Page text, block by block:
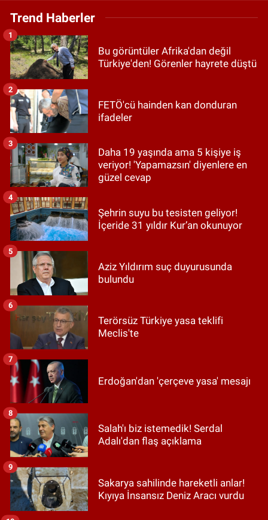
Trend Haberler
Bu görüntüler Afrika'dan değil
Türkiye'den! Görenler hayrete düştü
1
FETÖ'cü hainden kan donduran
ifadeler
2
Daha 19 yaşında ama 5 kişiye iş
veriyor! 'Yapamazsın' diyenlere en
güzel cevap
3
Şehrin suyu bu tesisten geliyor!
İçeride 31 yıldır Kur’an okunuyor
4
Aziz Yıldırım suç duyurusunda
bulundu
5
Terörsüz Türkiye yasa teklifi
Meclis'te
6
Erdoğan'dan 'çerçeve yasa' mesajı
7
Salah'ı biz istemedik! Serdal
Adalı'dan flaş açıklama
8
Sakarya sahilinde hareketli anlar!
Kıyıya İnsansız Deniz Aracı vurdu
9